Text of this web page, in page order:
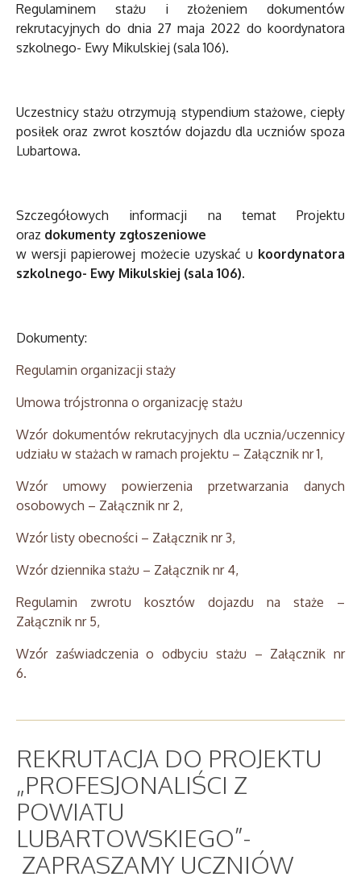
Regulaminem stażu i złożeniem dokumentów
rekrutacyjnych do dnia 27 maja 2022 do koordynatora
szkolnego- Ewy Mikulskiej (sala 106).
Uczestnicy stażu otrzymują stypendium stażowe, ciepły
posiłek oraz zwrot kosztów dojazdu dla uczniów spoza
Lubartowa.
Szczegółowych informacji na temat Projektu
oraz dokumenty zgłoszeniowe
w wersji papierowej możecie uzyskać u koordynatora
szkolnego- Ewy Mikulskiej (sala 106).
Dokumenty:
Regulamin organizacji staży
Umowa trójstronna o organizację stażu
Wzór dokumentów rekrutacyjnych dla ucznia/uczennicy
udziału w stażach w ramach projektu – Załącznik nr 1,
Wzór umowy powierzenia przetwarzania danych
osobowych – Załącznik nr 2,
Wzór listy obecności – Załącznik nr 3,
Wzór dziennika stażu – Załącznik nr 4,
Regulamin zwrotu kosztów dojazdu na staże –
Załącznik nr 5,
Wzór zaświadczenia o odbyciu stażu – Załącznik nr
6.
REKRUTACJA DO PROJEKTU
„PROFESJONALIŚCI Z
POWIATU
LUBARTOWSKIEGO”-
ZAPRASZAMY UCZNIÓW